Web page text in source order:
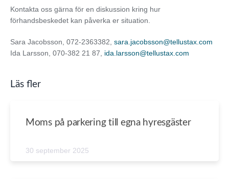
Kontakta oss gärna för en diskussion kring hur
förhandsbeskedet kan påverka er situation.
Sara Jacobsson, 072-2363382, sara.jacobsson@tellustax.com
Ida Larsson, 070-382 21 87, ida.larsson@tellustax.com
Läs fler
Moms på parkering till egna hyresgäster
30 september 2025